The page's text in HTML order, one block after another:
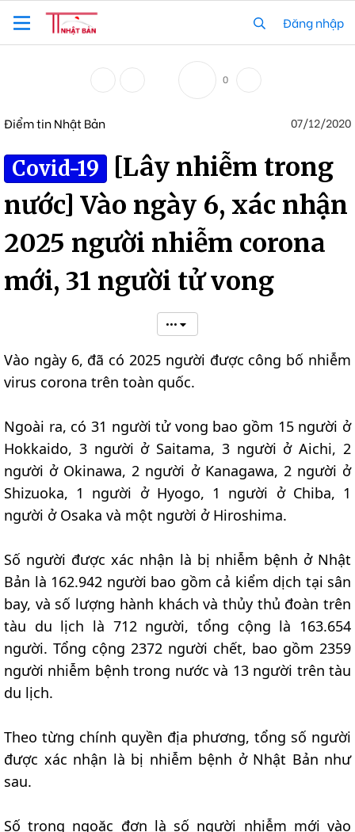
Đăng nhập
0
Điểm tin Nhật Bản 07/12/2020
Covid-19
[Lây nhiễm trong
nước] Vào ngày 6, xác nhận
2025 người nhiễm corona
mới, 31 người tử vong
•••
Vào ngày 6, đã có 2025 người được công bố nhiễm
virus corona trên toàn quốc.
Ngoài ra, có 31 người tử vong bao gồm 15 người ở
Hokkaido, 3 người ở Saitama, 3 người ở Aichi, 2
người ở Okinawa, 2 người ở Kanagawa, 2 người ở
Shizuoka, 1 người ở Hyogo, 1 người ở Chiba, 1
người ở Osaka và một người ở Hiroshima.
Số người được xác nhận là bị nhiễm bệnh ở Nhật
Bản là 162.942 người bao gồm cả kiểm dịch tại sân
bay, và số lượng hành khách và thủy thủ đoàn trên
tàu du lịch là 712 người, tổng cộng là 163.654
người. Tổng cộng 2372 người chết, bao gồm 2359
người nhiễm bệnh trong nước và 13 người trên tàu
du lịch.
Theo từng chính quyền địa phương, tổng số người
được xác nhận là bị nhiễm bệnh ở Nhật Bản như
sau.
Số trong ngoặc đơn là số người nhiễm mới vào